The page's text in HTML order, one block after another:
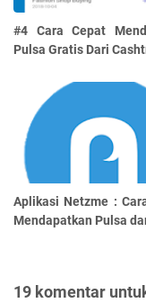
#4 Cara Cepat
Pulsa Gratis Dari
Aplikasi Netzme :
Mendapatkan Pulsa
19 komentar